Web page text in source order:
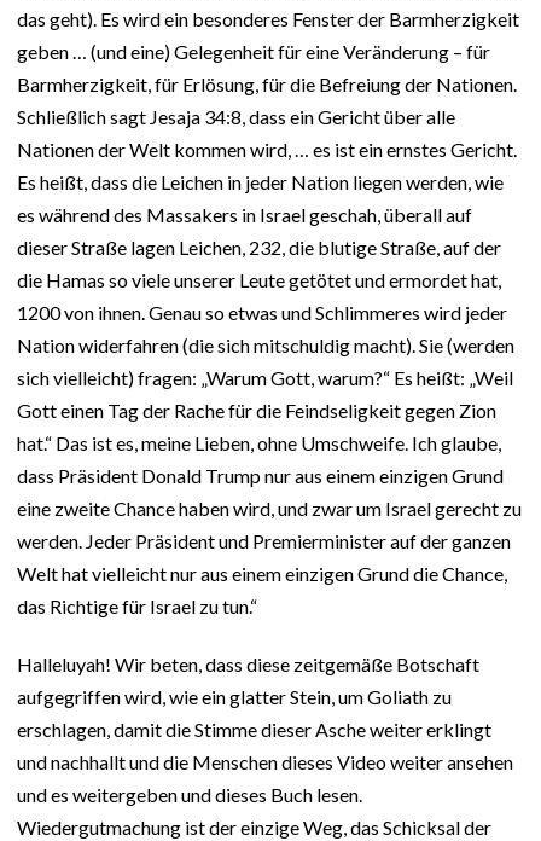
das geht). Es wird ein besonderes Fenster der Barmherzigkeit
geben … (und eine) Gelegenheit für eine Veränderung – für
Barmherzigkeit, für Erlösung, für die Befreiung der Nationen.
Schließlich sagt Jesaja 34:8, dass ein Gericht über alle
Nationen der Welt kommen wird, … es ist ein ernstes Gericht.
Es heißt, dass die Leichen in jeder Nation liegen werden, wie
es während des Massakers in Israel geschah, überall auf
dieser Straße lagen Leichen, 232, die blutige Straße, auf der
die Hamas so viele unserer Leute getötet und ermordet hat,
1200 von ihnen. Genau so etwas und Schlimmeres wird jeder
Nation widerfahren (die sich mitschuldig macht). Sie (werden
sich vielleicht) fragen: „Warum Gott, warum?“ Es heißt: „Weil
Gott einen Tag der Rache für die Feindseligkeit gegen Zion
hat.“ Das ist es, meine Lieben, ohne Umschweife. Ich glaube,
dass Präsident Donald Trump nur aus einem einzigen Grund
eine zweite Chance haben wird, und zwar um Israel gerecht zu
werden. Jeder Präsident und Premierminister auf der ganzen
Welt hat vielleicht nur aus einem einzigen Grund die Chance,
das Richtige für Israel zu tun.“
Halleluyah! Wir beten, dass diese zeitgemäße Botschaft
aufgegriffen wird, wie ein glatter Stein, um Goliath zu
erschlagen, damit die Stimme dieser Asche weiter erklingt
und nachhallt und die Menschen dieses Video weiter ansehen
und es weitergeben und dieses Buch lesen.
Wiedergutmachung ist der einzige Weg, das Schicksal der